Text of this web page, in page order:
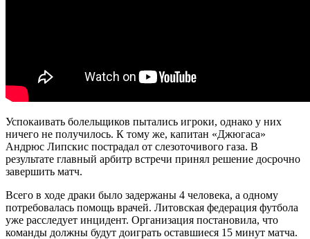
Успокаивать болельщиков пытались игроки, однако у них
ничего не получилось. К тому же, капитан «Джюгаса»
Андрюс Липскис пострадал от слезоточивого газа. В
результате главный арбитр встречи принял решение досрочно
завершить матч.
Всего в ходе драки было задержаны 4 человека, а одному
потребовалась помощь врачей. Литовская федерация футбола
уже расследует инцидент. Организация постановила, что
команды должны будут доиграть оставшиеся 15 минут матча.